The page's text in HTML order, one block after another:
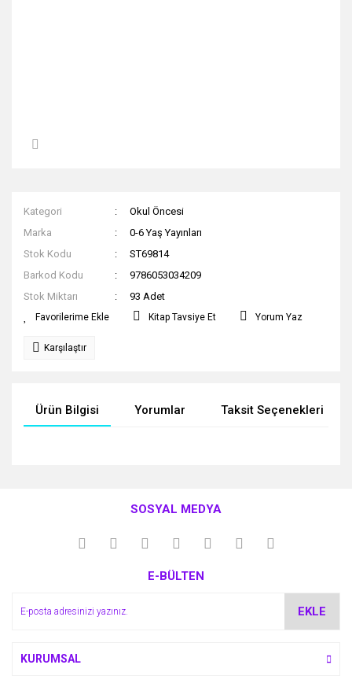
Kategori
Okul Öncesi
Marka
0-6 Yaş Yayınları
Stok Kodu
ST69814
Barkod Kodu
9786053034209
Stok Miktarı
93 Adet
Kitap Tavsiye Et Yorum Yaz
Karşılaştır
Ürün Bilgisi Yorumlar Taksit Seçenekleri
kullanarak tarafımıza iletebilirsiniz.
Görüş ve önerileriniz için teşekkür ederiz.
Ürün açıklamasında eksik bilgiler bulunuyor.
SOSYAL MEDYA
E-BÜLTEN
EKLE
KURUMSAL